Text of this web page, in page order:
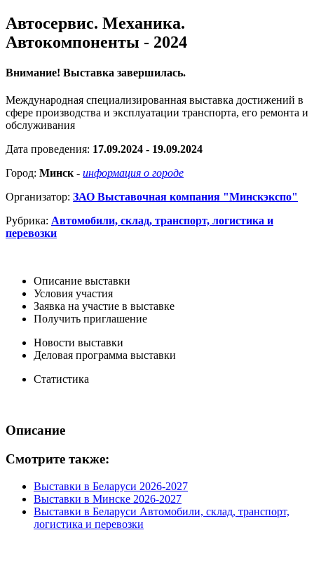
Автосервис. Механика.
Автокомпоненты - 2024
Внимание! Выставка завершилась.
Международная специализированная выставка достижений в
сфере производства и эксплуатации транспорта, его ремонта и
обслуживания
Дата проведения: 17.09.2024 - 19.09.2024
Город: Минск - информация о городе
Организатор: ЗАО Выставочная компания "Минскэкспо"
Рубрика: Автомобили, склад, транспорт, логистика и
перевозки
Описание выставки
Условия участия
Заявка на участие в выставке
Получить приглашение
Новости выставки
Деловая программа выставки
Статистика
Описание
Смотрите также:
Выставки в Беларуси 2026-2027
Выставки в Минске 2026-2027
Выставки в Беларуси Автомобили, склад, транспорт,
логистика и перевозки